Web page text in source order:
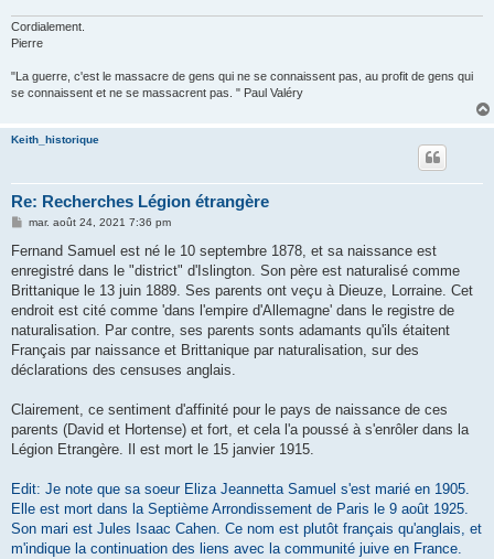
Cordialement.
Pierre
"La guerre, c'est le massacre de gens qui ne se connaissent pas, au profit de gens qui
se connaissent et ne se massacrent pas. " Paul Valéry
Keith_historique
Re: Recherches Légion étrangère
M
s
a
g
mar. août 24, 2021 7:36 pm
Fernand Samuel est né le 10 septembre 1878, et sa naissance est
enregistré dans le "district" d'Islington. Son père est naturalisé comme
Brittanique le 13 juin 1889. Ses parents ont veçu à Dieuze, Lorraine. Cet
endroit est cité comme 'dans l'empire d'Allemagne' dans le registre de
naturalisation. Par contre, ses parents sonts adamants qu'ils étaitent
Français par naissance et Brittanique par naturalisation, sur des
déclarations des censuses anglais.
Clairement, ce sentiment d'affinité pour le pays de naissance de ces
parents (David et Hortense) et fort, et cela l'a poussé à s'enrôler dans la
Légion Etrangère. Il est mort le 15 janvier 1915.
Edit: Je note que sa soeur Eliza Jeannetta Samuel s'est marié en 1905.
Elle est mort dans la Septième Arrondissement de Paris le 9 août 1925.
Son mari est Jules Isaac Cahen. Ce nom est plutôt français qu'anglais, et
m'indique la continuation des liens avec la communité juive en France.